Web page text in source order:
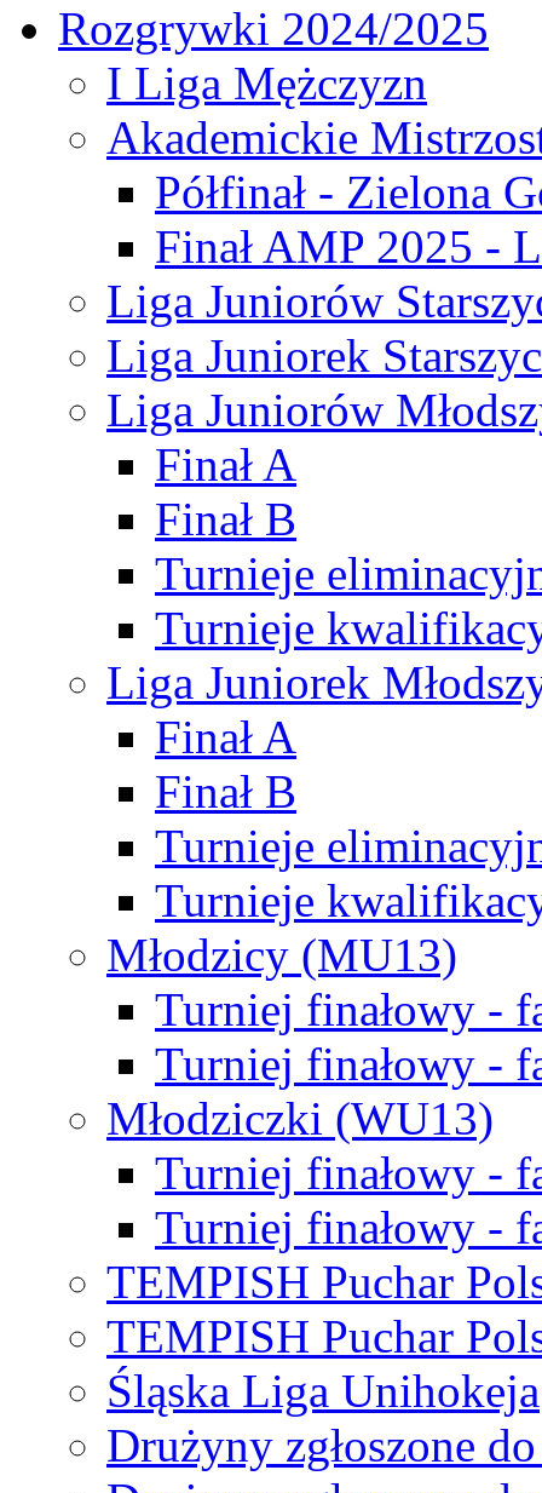
Rozgrywki 2024/2025
I Liga Mężczyzn
Akademickie
Półfinał - Zielona
Finał AMP 2025 -
Liga Juniorów
Liga Juniorek
Liga Juniorów
Finał A
Finał B
Turnieje
Turnieje
Liga Juniorek
Finał A
Finał B
Turnieje
Turnieje
Młodzicy (MU13)
Turniej finałowy -
Turniej finałowy -
Młodziczki (WU13)
Turniej finałowy -
Turniej finałowy -
TEMPISH Puchar
TEMPISH Puchar
Śląska Liga Unihokeja
Drużyny zgłoszone